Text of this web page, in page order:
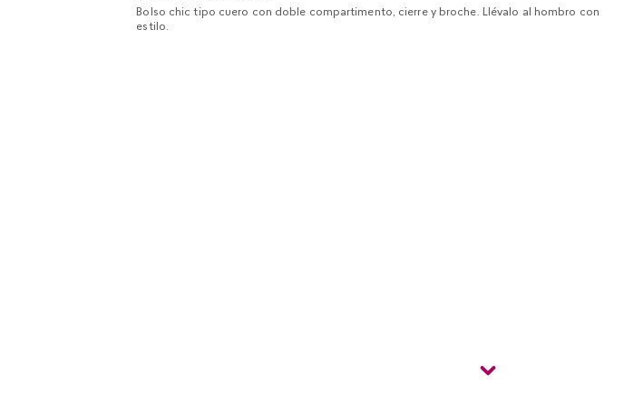
Bolso chic tipo cuero con doble compartimento, cierre y broche. Llévalo al hombro con
estilo.